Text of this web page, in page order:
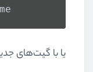
یا با گیت‌های